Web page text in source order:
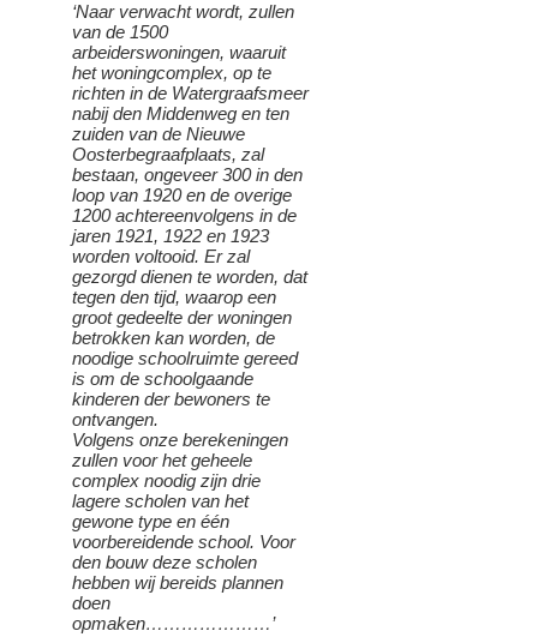
‘Naar verwacht wordt, zullen
van de 1500
arbeiderswoningen, waaruit
het woningcomplex, op te
richten in de Watergraafsmeer
nabij den Middenweg en ten
zuiden van de Nieuwe
Oosterbegraafplaats, zal
bestaan, ongeveer 300 in den
loop van 1920 en de overige
1200 achtereenvolgens in de
jaren 1921, 1922 en 1923
worden voltooid. Er zal
gezorgd dienen te worden, dat
tegen den tijd, waarop een
groot gedeelte der woningen
betrokken kan worden, de
noodige schoolruimte gereed
is om de schoolgaande
kinderen der bewoners te
ontvangen.
Volgens onze berekeningen
zullen voor het geheele
complex noodig zijn drie
lagere scholen van het
gewone type en één
voorbereidende school. Voor
den bouw deze scholen
hebben wij bereids plannen
doen
opmaken…………………’